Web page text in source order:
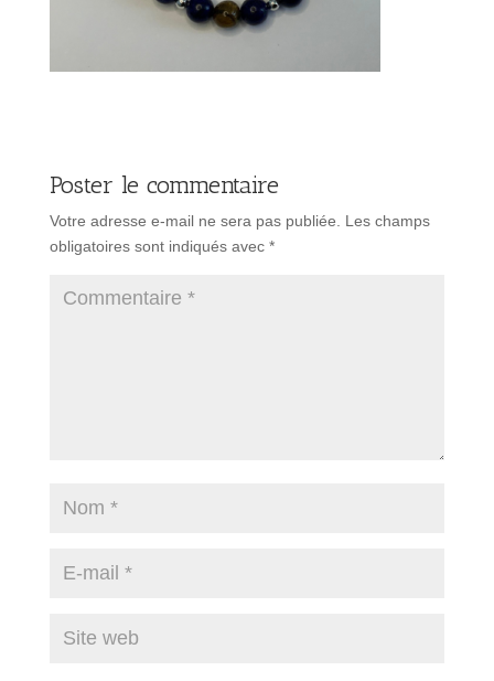
Poster le commentaire
Votre adresse e-mail ne sera pas publiée. Les champs
obligatoires sont indiqués avec *